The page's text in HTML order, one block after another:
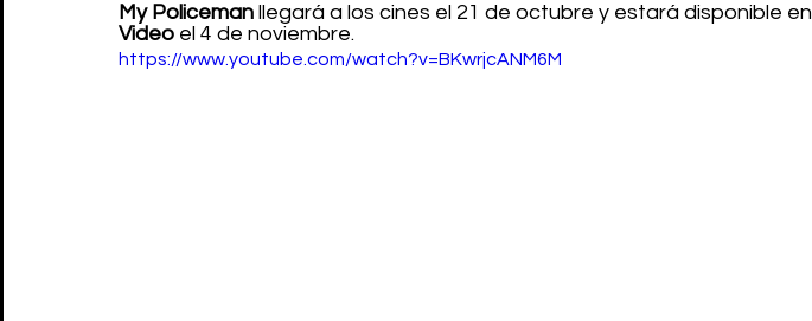
My Policeman llegará a los cines el 21 de octubre y estará disponible en
Video el 4 de noviembre.
https://www.youtube.com/watch?v=BKwrjcANM6M